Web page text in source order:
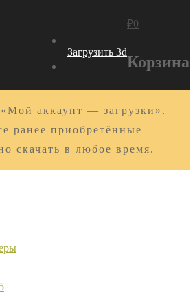
Загрузить 3d
₽0
Корзина
аккаунт — загрузки».
ранее приобретённые
скачать в любое время.